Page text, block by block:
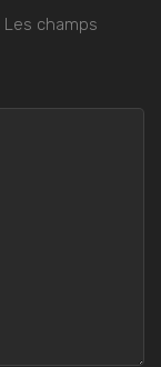
Les champs